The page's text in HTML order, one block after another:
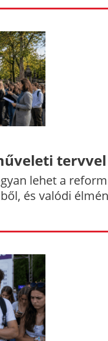
tervvel
lehet a
és valódi